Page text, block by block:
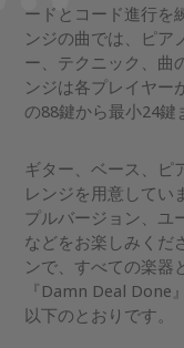
ードとコード進行を
ンジの曲では、ピア
ー、テクニック、曲
ンジは各プレイヤー
の88鍵から最小24鍵
ギター、ベース、ピ
レンジを用意してい
プルバージョン、ユ
などをお楽しみくだ
ンで、すべての楽器
『Damn Deal Done
以下のとおりです。